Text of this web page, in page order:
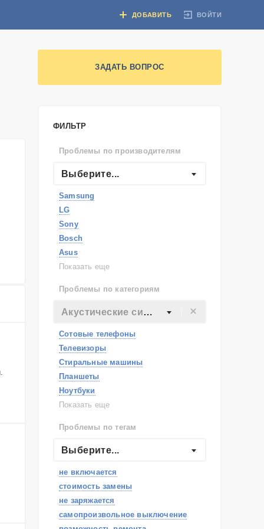
ВОЙТИ
ДОБАВИТЬ
ЗАДАТЬ ВОПРОС
ФИЛЬТР
Проблемы по производителям
Выберите...
Samsung
LG
Sony
Bosch
Asus
Lenovo
Apple
Indesit
Показать еще
Проблемы по категориям
Акустические системы
Сотовые телефоны
Телевизоры
Стиральные машины
Планшеты
Ноутбуки
Холодильники
Посудомоечные машины
Наушники
Показать еще
Проблемы по тегам
Выберите...
не включается
стоимость замены
не заряжается
самопроизвольное выключение